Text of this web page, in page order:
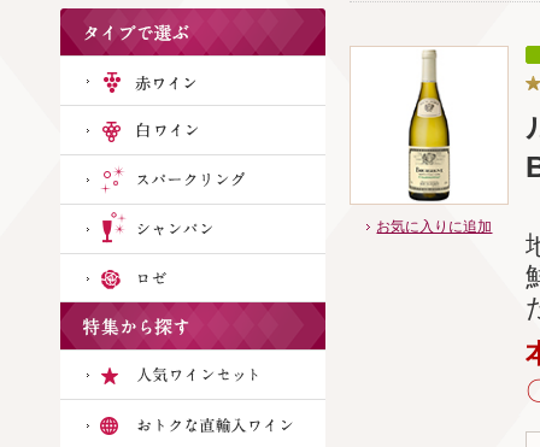
お気に入りに追加